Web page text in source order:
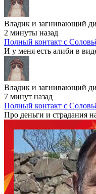
Владик и загнивающий
2 минуты назад
Полный контакт с
И у меня есть алиби в
Владик и загнивающий
7 минут назад
Полный контакт с
Про деньги и страдания